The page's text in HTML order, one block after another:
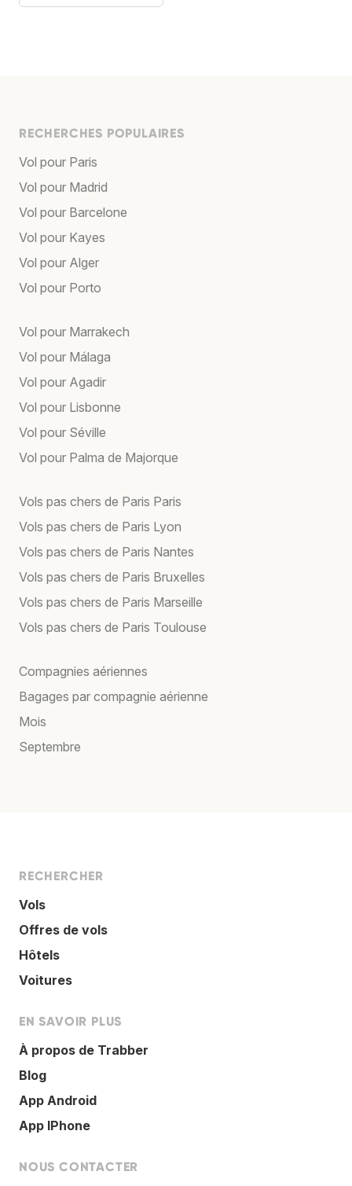
RECHERCHES POPULAIRES
Vol pour Paris
Vol pour Madrid
Vol pour Barcelone
Vol pour Kayes
Vol pour Alger
Vol pour Porto
Vol pour Marrakech
Vol pour Málaga
Vol pour Agadir
Vol pour Lisbonne
Vol pour Séville
Vol pour Palma de Majorque
Vols pas chers de Paris Paris
Vols pas chers de Paris Lyon
Vols pas chers de Paris Nantes
Vols pas chers de Paris Bruxelles
Vols pas chers de Paris Marseille
Vols pas chers de Paris Toulouse
Compagnies aériennes
Bagages par compagnie aérienne
Mois
Septembre
RECHERCHER
Vols
Offres de vols
Hôtels
Voitures
EN SAVOIR PLUS
À propos de Trabber
Blog
App Android
App IPhone
NOUS CONTACTER